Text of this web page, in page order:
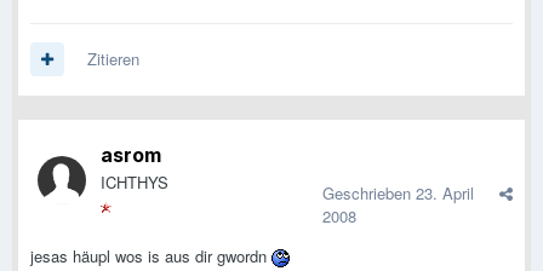
Zitieren
asrom
ICHTHYS Geschrieben 23. April
2008
jesas häupl wos is aus dir gwordn